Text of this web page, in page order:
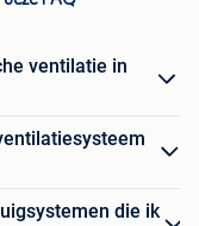
ventilatie in
die ik